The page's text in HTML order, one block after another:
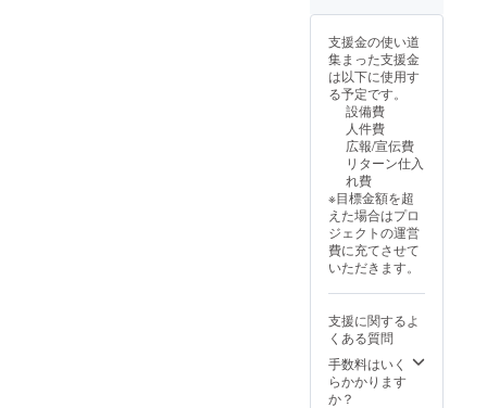
調味料
(ｱﾐﾉ酸
等)､
香料､酸
味料(一
部に小
麦･ご
ま･ｾﾞﾗﾁ
ﾝ･大
豆・鶏
肉･豚肉
を含む)
「原材
料及び
添加物
等の食
品表示
はお届
け商品
のラベ
ルに表
記され
小麦
（国内
製
造）、
塩/加工
澱粉
粉・食
品素材
（小
由
来）、
酒精、
かんす
い ・原
材料
スープ
ﾄﾏﾄ・
ｼﾞｭｰｽづ
け(ｲﾀﾘｱ
産)､ｶﾞﾗ
支援金の使い道
集まった支援金
は以下に使用す
る予定です。
設備費
人件費
広報/宣伝費
リターン仕入
れ費
※目標金額を超
えた場合はプロ
ジェクトの運営
費に充てさせて
いただきます。
支援に関するよ
くある質問
手数料はいく
らかかります
か？